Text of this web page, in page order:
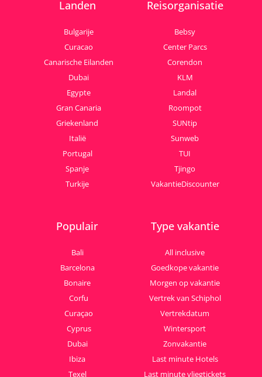
Landen
Bulgarije
Curacao
Canarische Eilanden
Dubai
Egypte
Gran Canaria
Griekenland
Italië
Portugal
Spanje
Turkije
Reisorganisatie
Bebsy
Center Parcs
Corendon
KLM
Landal
Roompot
SUNtip
Sunweb
TUI
Tjingo
VakantieDiscounter
Populair
Bali
Barcelona
Bonaire
Corfu
Curaçao
Cyprus
Dubai
Ibiza
Texel
Type vakantie
All inclusive
Goedkope vakantie
Morgen op vakantie
Vertrek van Schiphol
Vertrekdatum
Wintersport
Zonvakantie
Last minute Hotels
Last minute vliegtickets